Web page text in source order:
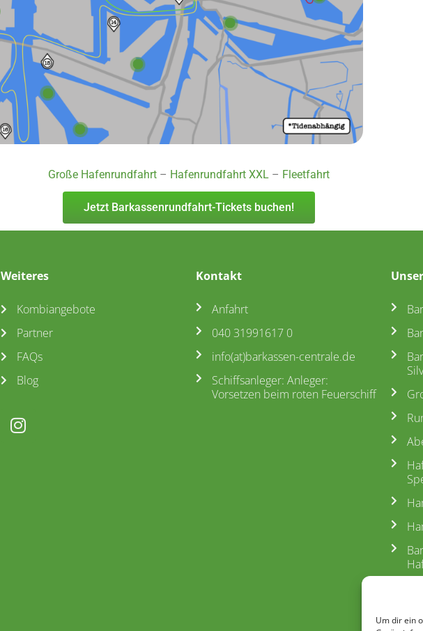
Um dir ein
Große Hafenrundfahrt – Hafenrundfahrt XXL – Fleetfahrt
Jetzt Barkassenrundfahrt-Tickets buchen!
Weiteres
Kombiangebote
Partner
FAQs
Blog
Kontakt
Anfahrt
040 31991617 0
info(at)barkassen-centrale.de
Schiffsanleger: Anleger:
Vorsetzen beim roten Feuerschiff